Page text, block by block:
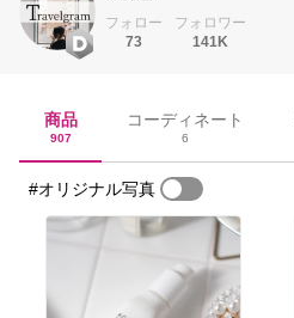
フォロー
73
フォロワー
141K
商品
907
コーディネート
6
#オリジナル写真